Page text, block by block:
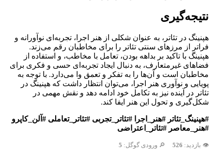
نتیجه‌گیری
هپنینگ در تئاتر، به عنوان شکلی از هنر اجرا، تجربه‌ای نوآورانه و
فراتر از مرزهای سنتی تئاتر را برای مخاطبان رقم می‌زند.
هپنینگ با تاکید بر بداهه بودن، تعامل با مخاطب، و استفاده از
فضاهای غیرمتعارف، به دنبال ایجاد تجربه‌ای حسی و فکری برای
مخاطبان است و آن‌ها را به تفکر و تعمق وا می‌دارد. با توجه به
پویایی و نوآوری هنر اجرا، می‌توان انتظار داشت که هپنینگ در
تئاتر در آینده نیز به تکامل خود ادامه دهد و نقش مهمی در
شکل‌گیری و تحول این هنر ایفا کند.
#هپنینگ_تئاتر #هنر_اجرا #تئاتر_تجربی #تئاتر_تعاملی #آلن_کاپرو
#هنر_معاصر #تئاتر_اعتراضی
👁️ بازدید: 526 🔎 ورودی گوگل: 5